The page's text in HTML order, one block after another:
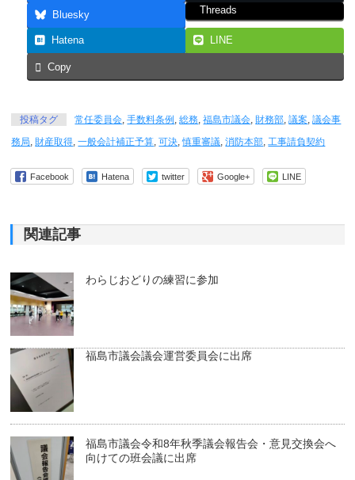
Bluesky Threads
Hatena LINE
Copy
投稿タグ 常任委員会,手数料条例 ,総務,福島市議会,財務部,議案,議会事
務局,財産取得,一般会計補正予算,可決,慎重審議,消防本部,工事請負契約
Facebook Hatena twitter Google+ LINE
関連記事
わらじおどりの練習に参加
福島市議会議会運営委員会に出席
福島市議会令和8年秋季議会報告会・意見交換会へ
向けての班会議に出席